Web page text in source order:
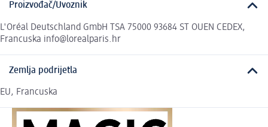
Proizvođač/Uvoznik
L'Oréal Deutschland GmbH TSA 75000 93684 ST OUEN CEDEX,
Francuska info@lorealparis.hr
Zemlja podrijetla
EU, Francuska